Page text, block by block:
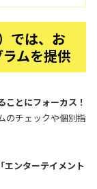
では、お
ムを提供
とにフォーカス！
のチェックや個別指
「エンターテイメント